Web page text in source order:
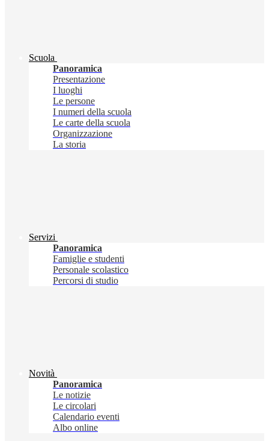
Scuola
Panoramica
Presentazione
I luoghi
Le persone
I numeri della scuola
Le carte della scuola
Organizzazione
La storia
Servizi
Panoramica
Famiglie e studenti
Personale scolastico
Percorsi di studio
Novità
Panoramica
Le notizie
Le circolari
Calendario eventi
Albo online